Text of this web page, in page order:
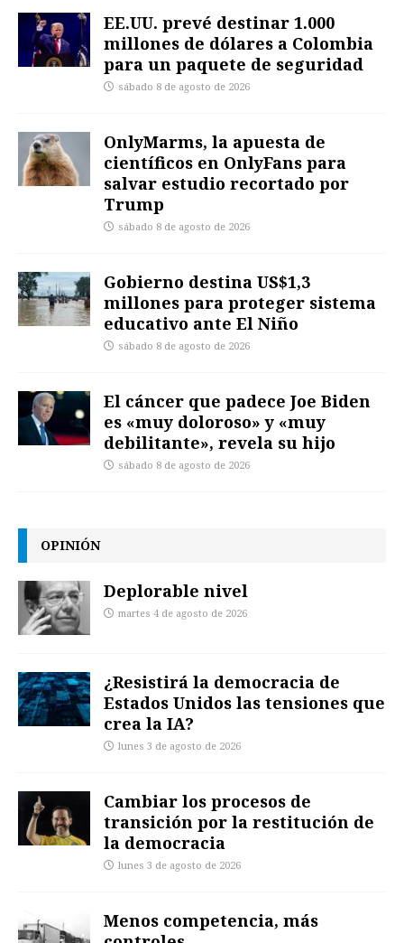
EE.UU. prevé destinar 1.000
millones de dólares a Colombia
para un paquete de seguridad
sábado 8 de agosto de 2026
OnlyMarms, la apuesta de
científicos en OnlyFans para
salvar estudio recortado por
Trump
sábado 8 de agosto de 2026
Gobierno destina US$1,3
millones para proteger sistema
educativo ante El Niño
sábado 8 de agosto de 2026
El cáncer que padece Joe Biden
es «muy doloroso» y «muy
debilitante», revela su hijo
sábado 8 de agosto de 2026
OPINIÓN
Deplorable nivel
martes 4 de agosto de 2026
¿Resistirá la democracia de
Estados Unidos las tensiones que
crea la IA?
lunes 3 de agosto de 2026
Cambiar los procesos de
transición por la restitución de
la democracia
lunes 3 de agosto de 2026
Menos competencia, más